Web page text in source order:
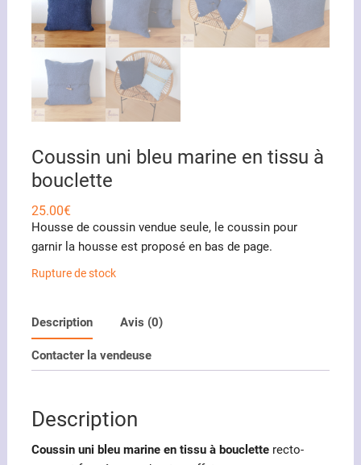
Coussin uni bleu marine en tissu à
bouclette
25.00€
Housse de coussin vendue seule, le coussin pour
garnir la housse est proposé en bas de page.
Rupture de stock
Description Avis (0)
Contacter la vendeuse
Description
Coussin uni bleu marine en tissu à boucletterecto-